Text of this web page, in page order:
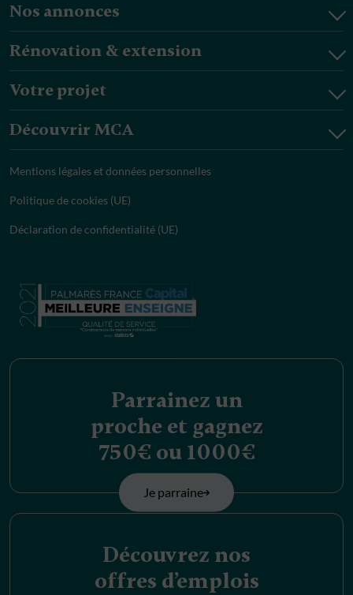
Nos annonces
Rénovation & extension
Votre projet
Découvrir MCA
Mentions légales et données personnelles
Politique de cookies (UE)
Déclaration de confidentialité (UE)
Parrainez un
proche et gagnez
750€ ou 1000€
Je parraine
Découvrez nos
offres d’emplois